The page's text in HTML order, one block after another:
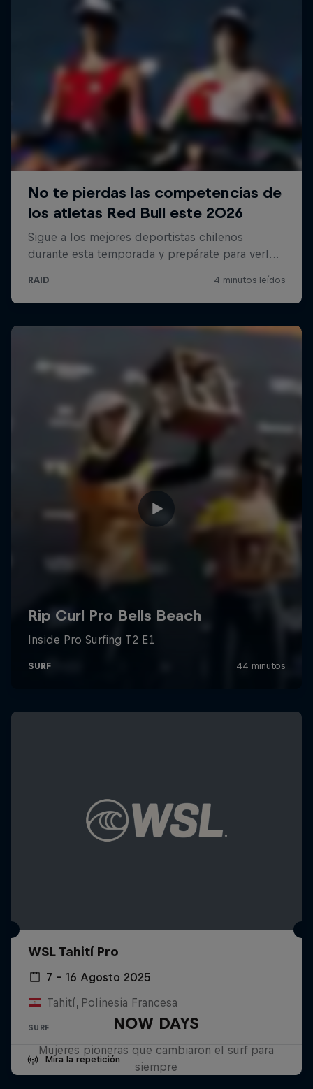
WSL Tahití Pro
7 – 16 Agosto 2025
Tahití, Polinesia Francesa
SURF
Mira la repetición
NOW DAYS
Mujeres pioneras que cambiaron el surf para
siempre